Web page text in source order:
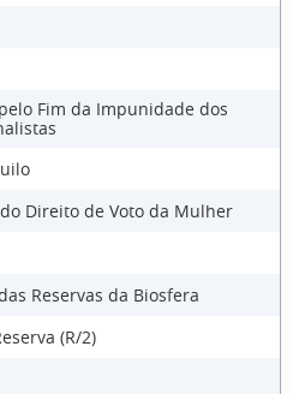
Fim da Impunidade dos
Direito de Voto da Mulher
Reservas da Biosfera
(R/2)